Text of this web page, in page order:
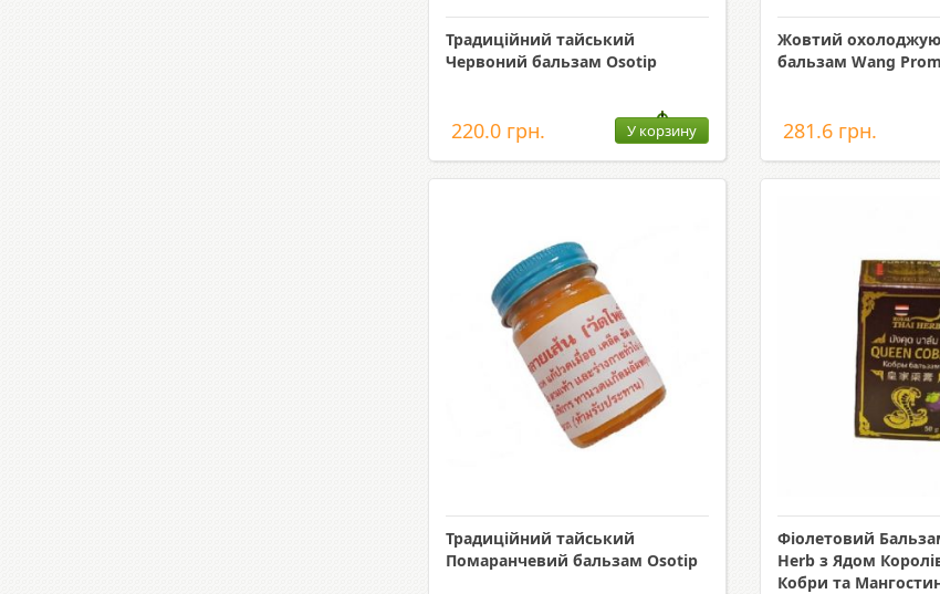
Традиційний тайський
Червоний бальзам Osotip
220.0 грн. У корзину
Жовтий
бальзам Wang Prom
281.6 грн.
Традиційний тайський
Помаранчевий бальзам Osotip
Фіолетовий
Herb з Ядом
Кобри та